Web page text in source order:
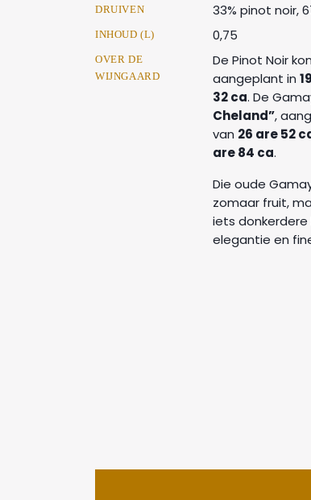
DRUIVEN 33% pinot noir,
INHOUD (L) 0,75
OVER DE
WIJNGAARD
De Pinot Noir
aangeplant in
32 ca. De
Cheland”,
van 26 are 52
are 84 ca.
Die oude
zomaar fruit,
iets donkerdere
elegantie en